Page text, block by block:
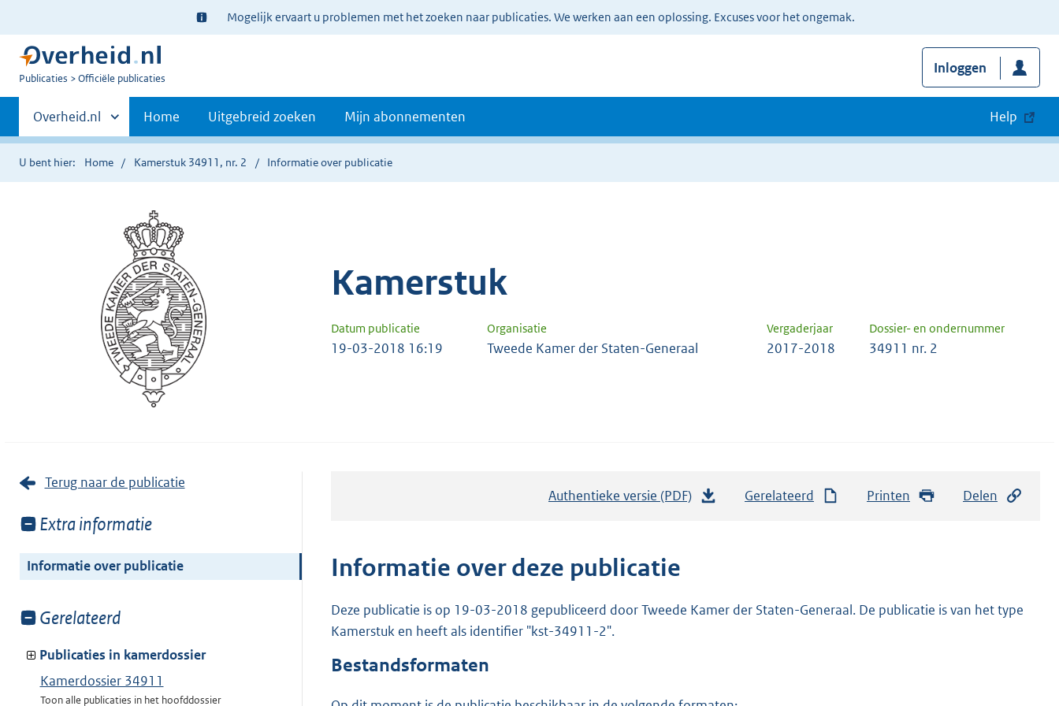
Ter
informatie:
Mogelijk ervaart u problemen met het zoeken naar publicaties. We werken aan een oplossing. Excuses voor het ongemak.
U
Publicaties Officiële publicaties
Inloggen
Primaire
navigatie
Andere
sites
binnen
Overheid.nl Home Uitgebreid zoeken Mijn abonnementen Help
U bent hier: Home Kamerstuk 34911, nr. 2 Informatie over publicatie
Kamerstuk
Datum publicatie Organisatie Vergaderjaar Dossier- en ondernummer
19-03-2018 16:19 Tweede Kamer der Staten-Generaal 2017-2018 34911 nr. 2
Terug naar de publicatie
Toon
van:
Extra informatie
Informatie over publicatie
Toon
van:
Gerelateerd
Publicaties in kamerdossier
Kamerdossier 34911
Toon alle publicaties in het hoofddossier
Authentieke versie (PDF)
n
Gerelateerd Printen Delen
Informatie over deze publicatie
Deze publicatie is op 19-03-2018 gepubliceerd door Tweede Kamer der Staten-Generaal. De publicatie is van het type
Kamerstuk en heeft als identifier "kst-34911-2".
Bestandsformaten